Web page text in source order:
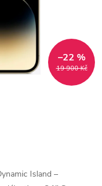
19 900 Kč
–22 %
Island –